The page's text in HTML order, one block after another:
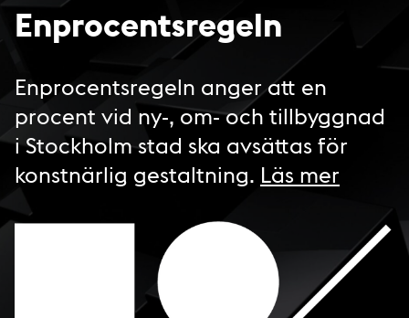
Enprocentsregeln
Enprocentsregeln anger att en
procent vid ny-, om- och tillbyggnad
i Stockholm stad ska avsättas för
konstnärlig gestaltning. Läs mer